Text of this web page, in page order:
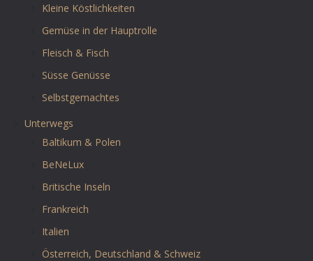
Kleine Köstlichkeiten
Gemüse in der Hauptrolle
Fleisch & Fisch
Süsse Genüsse
Selbstgemachtes
Unterwegs
Baltikum & Polen
BeNeLux
Britische Inseln
Frankreich
Italien
Österreich, Deutschland & Schweiz